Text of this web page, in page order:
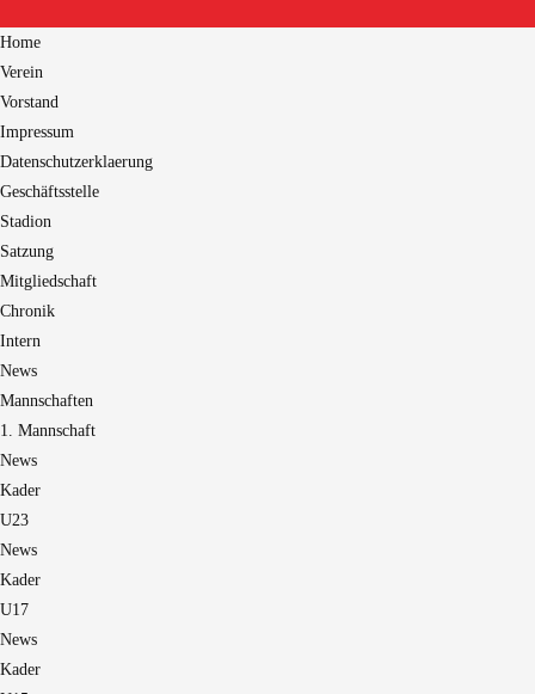
Home
Verein
Vorstand
Impressum
Datenschutzerklaerung
Geschäftsstelle
Stadion
Satzung
Mitgliedschaft
Chronik
Intern
News
Mannschaften
1. Mannschaft
News
Kader
U23
News
Kader
U17
News
Kader